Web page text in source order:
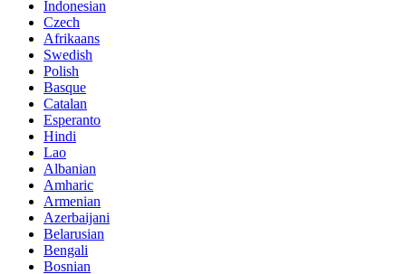
Indonesian
Czech
Afrikaans
Swedish
Polish
Basque
Catalan
Esperanto
Hindi
Lao
Albanian
Amharic
Armenian
Azerbaijani
Belarusian
Bengali
Bosnian